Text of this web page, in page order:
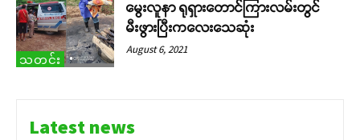
သတင်း
မွေးလူနာ ရုရှားတောင်ကြားလမ်းတွင်
မီးဖွားပြီးကလေးသေဆုံး
August 6, 2021
Latest news